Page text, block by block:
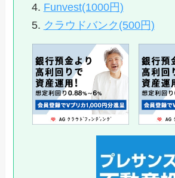
Funvest(1000円)
クラウドバンク(500円)